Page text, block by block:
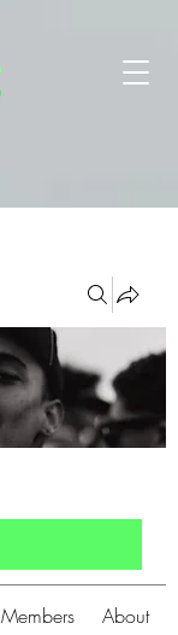
Members About